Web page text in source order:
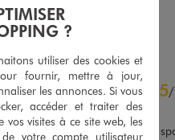
AJOUTER
5/
Avis vérifié et récompensé
Très légère, acheté pour le
?
utiliser des cookies et
fournir, mettre à jour,
les annonces. Si vous
accéder et traiter des
vos visites à ce site web, les
votre compte utilisateur